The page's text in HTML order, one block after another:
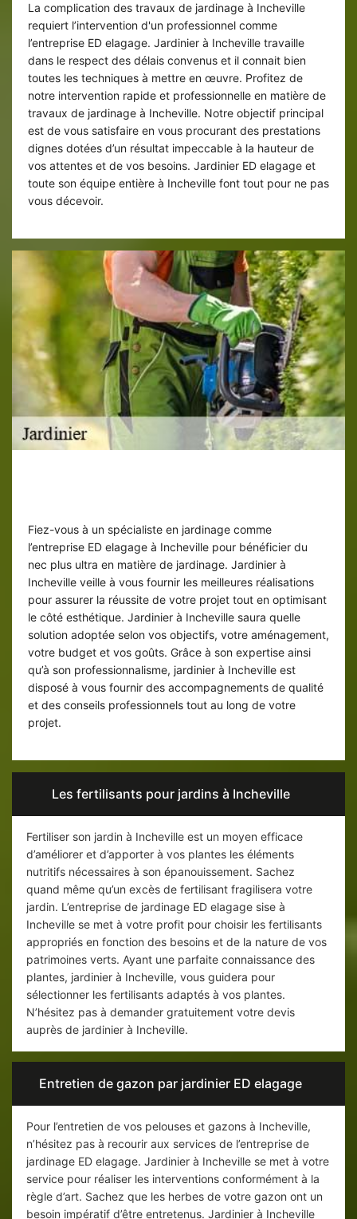
La complication des travaux de jardinage à Incheville
requiert l’intervention d'un professionnel comme
l’entreprise ED elagage. Jardinier à Incheville travaille
dans le respect des délais convenus et il connait bien
toutes les techniques à mettre en œuvre. Profitez de
notre intervention rapide et professionnelle en matière de
travaux de jardinage à Incheville. Notre objectif principal
est de vous satisfaire en vous procurant des prestations
dignes dotées d’un résultat impeccable à la hauteur de
vos attentes et de vos besoins. Jardinier ED elagage et
toute son équipe entière à Incheville font tout pour ne pas
vous décevoir.
Fiez-vous à un spécialiste en jardinage comme
l’entreprise ED elagage à Incheville pour bénéficier du
nec plus ultra en matière de jardinage. Jardinier à
Incheville veille à vous fournir les meilleures réalisations
pour assurer la réussite de votre projet tout en optimisant
le côté esthétique. Jardinier à Incheville saura quelle
solution adoptée selon vos objectifs, votre aménagement,
votre budget et vos goûts. Grâce à son expertise ainsi
qu’à son professionnalisme, jardinier à Incheville est
disposé à vous fournir des accompagnements de qualité
et des conseils professionnels tout au long de votre
projet.
Les fertilisants pour jardins à Incheville
Fertiliser son jardin à Incheville est un moyen efficace
d’améliorer et d’apporter à vos plantes les éléments
nutritifs nécessaires à son épanouissement. Sachez
quand même qu’un excès de fertilisant fragilisera votre
jardin. L’entreprise de jardinage ED elagage sise à
Incheville se met à votre profit pour choisir les fertilisants
appropriés en fonction des besoins et de la nature de vos
patrimoines verts. Ayant une parfaite connaissance des
plantes, jardinier à Incheville, vous guidera pour
sélectionner les fertilisants adaptés à vos plantes.
N’hésitez pas à demander gratuitement votre devis
auprès de jardinier à Incheville.
Entretien de gazon par jardinier ED elagage
Pour l’entretien de vos pelouses et gazons à Incheville,
n’hésitez pas à recourir aux services de l’entreprise de
jardinage ED elagage. Jardinier à Incheville se met à votre
service pour réaliser les interventions conformément à la
règle d’art. Sachez que les herbes de votre gazon ont un
besoin impératif d’être entretenus. Jardinier à Incheville